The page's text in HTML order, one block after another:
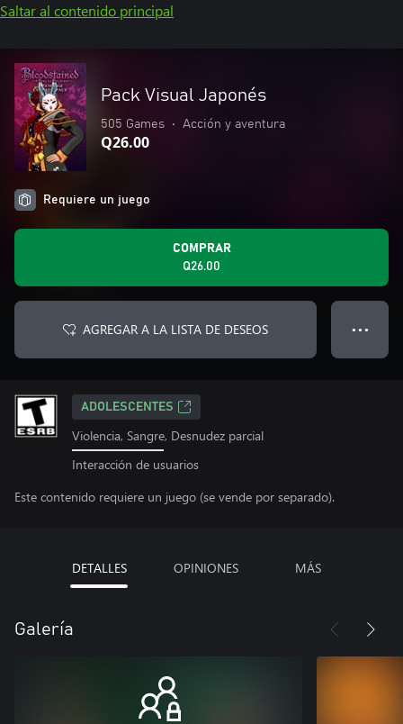
Saltar al contenido principal
Pack Visual Japonés
505 Games • Acción y aventura
Q26.00
Requiere un juego
COMPRAR
Q26.00
AGREGAR A LA LISTA DE DESEOS ● ● ●
ADOLESCENTES
Violencia, Sangre, Desnudez parcial
Interacción de usuarios
Este contenido requiere un juego (se vende por separado).
DETALLES OPINIONES MÁS
Galería